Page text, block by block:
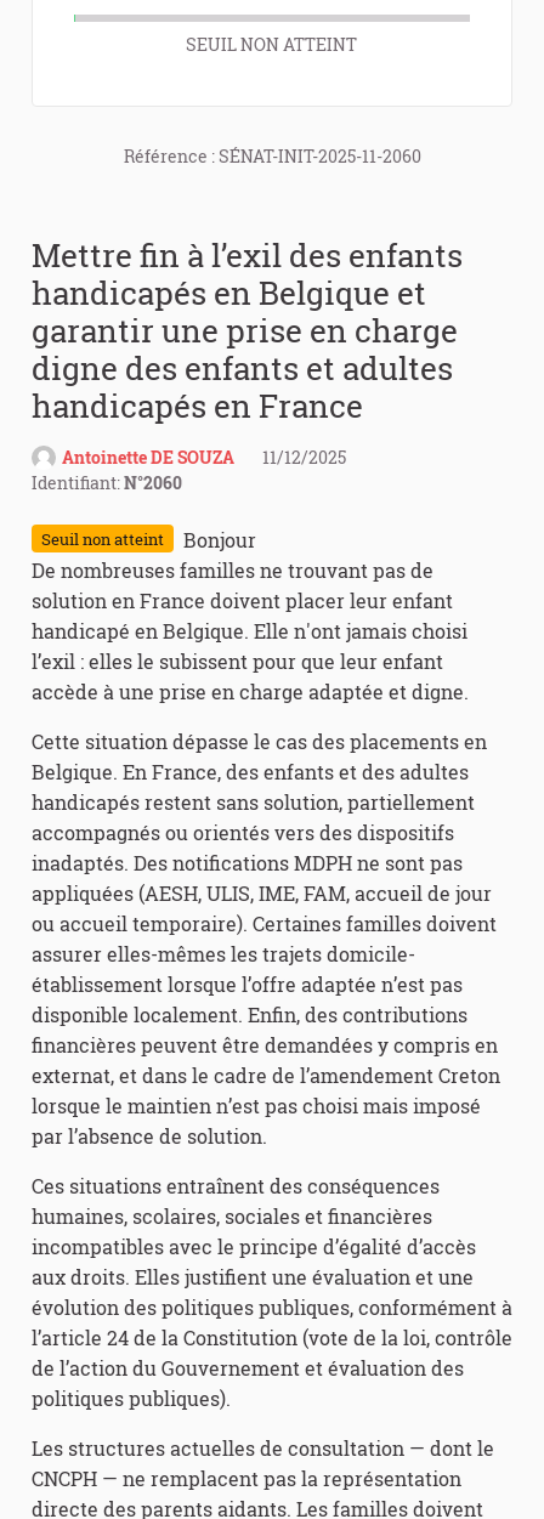
SEUIL NON ATTEINT
Référence : SÉNAT-INIT-2025-11-2060
Mettre fin à l’exil des enfants
handicapés en Belgique et
garantir une prise en charge
digne des enfants et adultes
handicapés en France
Antoinette DE SOUZA
11/12/2025
Identifiant:N°2060
Seuil non atteint
Bonjour
De nombreuses familles ne trouvant pas de
solution en France doivent placer leur enfant
handicapé en Belgique. Elle n'ont jamais choisi
l’exil : elles le subissent pour que leur enfant
accède à une prise en charge adaptée et digne.
Cette situation dépasse le cas des placements en
Belgique. En France, des enfants et des adultes
handicapés restent sans solution, partiellement
accompagnés ou orientés vers des dispositifs
inadaptés. Des notifications MDPH ne sont pas
appliquées (AESH, ULIS, IME, FAM, accueil de jour
ou accueil temporaire). Certaines familles doivent
assurer elles-mêmes les trajets domicile-
établissement lorsque l’offre adaptée n’est pas
disponible localement. Enfin, des contributions
financières peuvent être demandées y compris en
externat, et dans le cadre de l’amendement Creton
lorsque le maintien n’est pas choisi mais imposé
par l’absence de solution.
Ces situations entraînent des conséquences
humaines, scolaires, sociales et financières
incompatibles avec le principe d’égalité d’accès
aux droits. Elles justifient une évaluation et une
évolution des politiques publiques, conformément à
l’article 24 de la Constitution (vote de la loi, contrôle
de l’action du Gouvernement et évaluation des
politiques publiques).
Les structures actuelles de consultation — dont le
CNCPH — ne remplacent pas la représentation
directe des parents aidants. Les familles doivent